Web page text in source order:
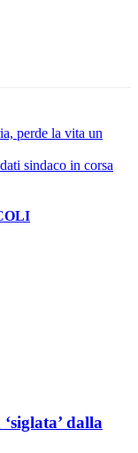
perde la vita un
sindaco in corsa
dalla